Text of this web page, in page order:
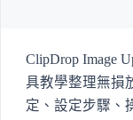
ClipDrop Image
具教學整理無損
定、設定步驟、